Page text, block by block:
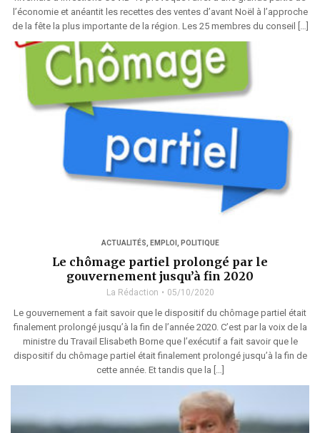
l’économie et anéantit les recettes des ventes d’avant Noël à l’approche
de la fête la plus importante de la région. Les 25 membres du conseil […]
ACTUALITÉS EMPLOI POLITIQUE
Le chômage partiel prolongé par le
gouvernement jusqu’à fin 2020
La Rédaction 05/10/2020
Le gouvernement a fait savoir que le dispositif du chômage partiel était
finalement prolongé jusqu’à la fin de l’année 2020. C’est par la voix de la
ministre du Travail Elisabeth Borne que l’exécutif a fait savoir que le
dispositif du chômage partiel était finalement prolongé jusqu’à la fin de
cette année. Et tandis que la […]